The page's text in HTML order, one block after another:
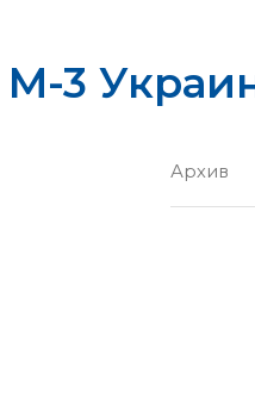
3
Архив